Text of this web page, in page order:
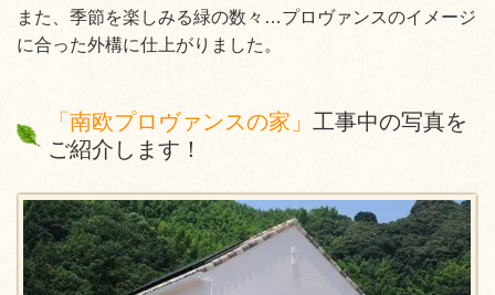
また、季節を楽しみる緑の数々…プロヴァンスのイメージ
に合った外構に仕上がりました。
「南欧プロヴァンスの家」 工事中の写真を
ご紹介します！